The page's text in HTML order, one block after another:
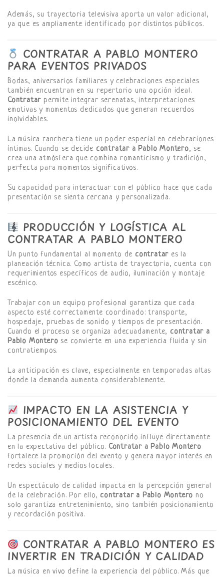
Además, su trayectoria televisiva aporta un valor adicional,
ya que es ampliamente identificado por distintos públicos.
CONTRATAR A PABLO MONTERO
PARA EVENTOS PRIVADOS
Bodas, aniversarios familiares y celebraciones especiales
también encuentran en su repertorio una opción ideal.
Contratar permite integrar serenatas, interpretaciones
emotivas y momentos dedicados que generan recuerdos
inolvidables.
La música ranchera tiene un poder especial en celebraciones
íntimas. Cuando se decide contratar a Pablo Montero, se
crea una atmósfera que combina romanticismo y tradición,
perfecta para momentos significativos.
Su capacidad para interactuar con el público hace que cada
presentación se sienta cercana y personalizada.
PRODUCCIÓN Y LOGÍSTICA AL
CONTRATAR A PABLO MONTERO
Un punto fundamental al momento de contratar es la
planeación técnica. Como artista de trayectoria, cuenta con
requerimientos específicos de audio, iluminación y montaje
escénico.
Trabajar con un equipo profesional garantiza que cada
aspecto esté correctamente coordinado: transporte,
hospedaje, pruebas de sonido y tiempos de presentación.
Cuando el proceso se organiza adecuadamente, contratar a
Pablo Montero se convierte en una experiencia fluida y sin
contratiempos.
La anticipación es clave, especialmente en temporadas altas
donde la demanda aumenta considerablemente.
IMPACTO EN LA ASISTENCIA Y
POSICIONAMIENTO DEL EVENTO
La presencia de un artista reconocido influye directamente
en la expectativa del público. Contratar a Pablo Montero
fortalece la promoción del evento y genera mayor interés en
redes sociales y medios locales.
Un espectáculo de calidad impacta en la percepción general
de la celebración. Por ello, contratar a Pablo Montero no
solo garantiza entretenimiento, sino también posicionamiento
y recordación positiva.
CONTRATAR A PABLO MONTERO ES
INVERTIR EN TRADICIÓN Y CALIDAD
La música en vivo define la experiencia del público. Más que